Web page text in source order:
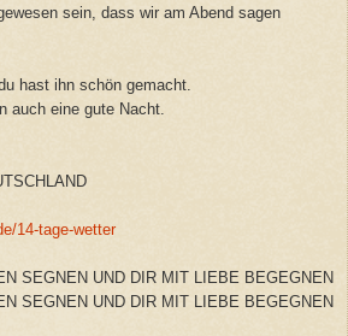
sein, dass wir am Abend sagen
hast ihn schön gemacht.
auch eine gute Nacht.
14-tage-wetter
SEGNEN UND DIR MIT LIEBE BEGEGNEN
SEGNEN UND DIR MIT LIEBE BEGEGNEN